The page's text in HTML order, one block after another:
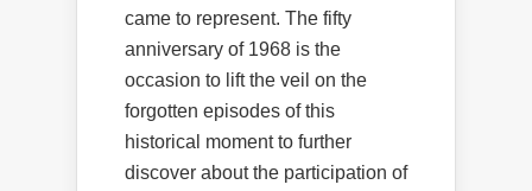
came to represent. The fifty
anniversary of 1968 is the
occasion to lift the veil on the
forgotten episodes of this
historical moment to further
discover about the participation of